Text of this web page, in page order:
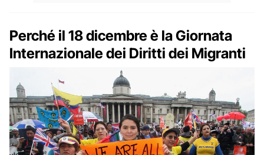
Perché il 18 dicembre è la Giornata
Internazionale dei Diritti dei Migranti